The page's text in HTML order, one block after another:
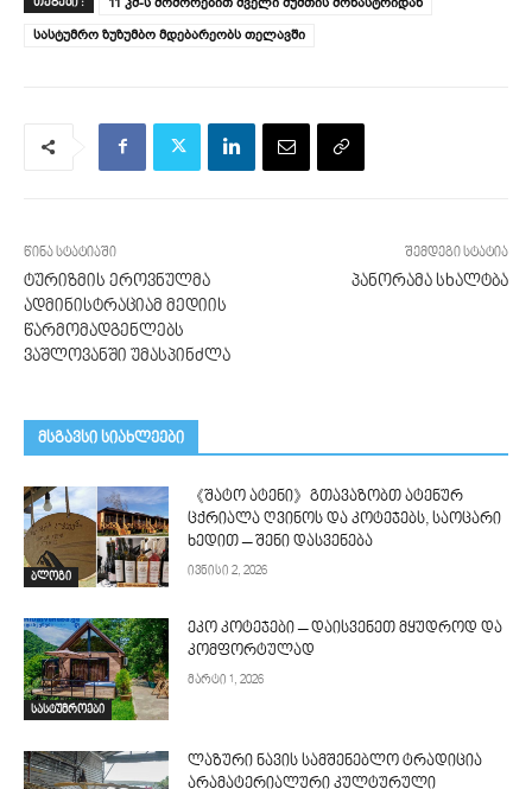
სასტუმრო ზუზუმბო მდებარეობს თელავში
წინა სტატიაში
ტურიზმის ეროვნულმა
ადმინისტრაციამ მედიის
წარმომადგენლებს
ვაშლოვანში უმასპინძლა
შემდეგი სტატია
პანორამა სხალტბა
მსგავსი სიახლეები
ბლოგი
《შატო ატენი》გთავაზობთ ატენურ
ცქრიალა ღვინოს და კოტეჯებს, საოცარი
ხედით – შენი დასვენება
ივნისი 2, 2026
სასტუმროები
ეკო კოტეჯები – დაისვენეთ მყუდროდ და
კომფორტულად
მარტი 1, 2026
ლაზური ნავის სამშენებლო ტრადიცია
არამატერიალური კულტურული